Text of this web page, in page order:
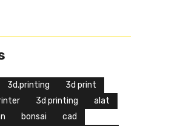
3d.printing
3d print
3d printing
alat
bonsai
cad